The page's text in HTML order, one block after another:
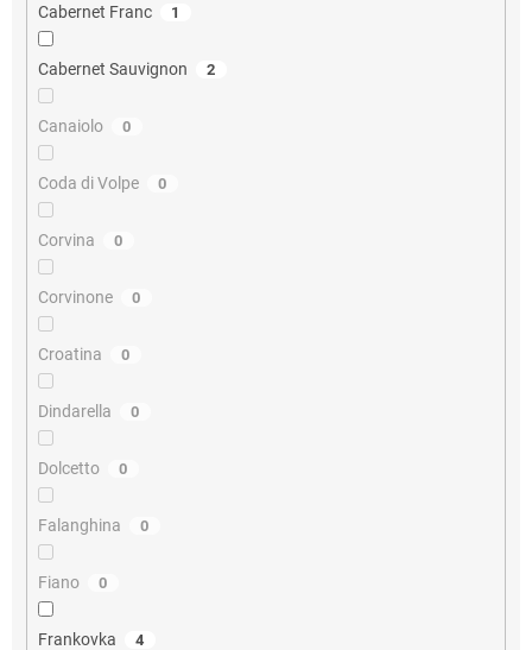
Cabernet Franc 1
Cabernet Sauvignon 2
Canaiolo 0
Coda di Volpe 0
Corvina 0
Corvinone 0
Croatina 0
Dindarella 0
Dolcetto 0
Falanghina 0
Fiano 0
Frankovka 4